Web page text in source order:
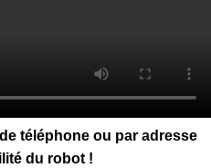
téléphone ou par adresse
du robot !